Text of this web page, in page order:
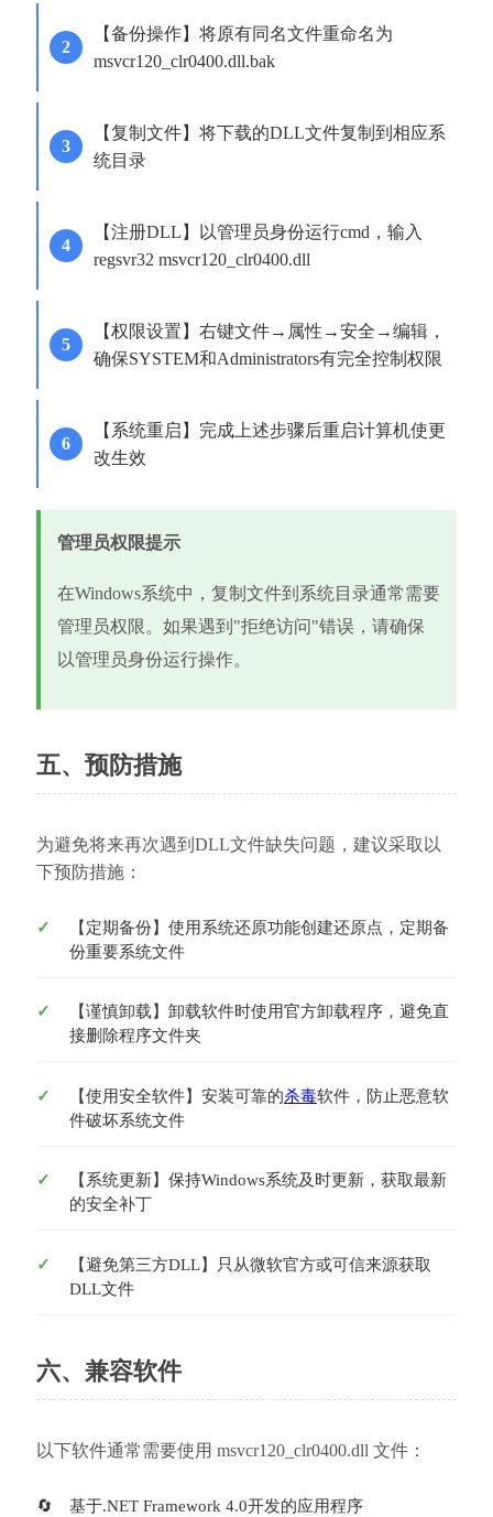
【备份操作】将原有同名文件重命名为
msvcr120_clr0400.dll.bak
【复制文件】将下载的DLL文件复制到相应系
统目录
【注册DLL】以管理员身份运行cmd，输入
regsvr32 msvcr120_clr0400.dll
【权限设置】右键文件→属性→安全→编辑，
确保SYSTEM和Administrators有完全控制权限
【系统重启】完成上述步骤后重启计算机使更
改生效
管理员权限提示
在Windows系统中，复制文件到系统目录通常需要
管理员权限。如果遇到"拒绝访问"错误，请确保
以管理员身份运行操作。
五、预防措施
为避免将来再次遇到DLL文件缺失问题，建议采取以
下预防措施：
【定期备份】使用系统还原功能创建还原点，定期备
份重要系统文件
【谨慎卸载】卸载软件时使用官方卸载程序，避免直
接删除程序文件夹
【使用安全软件】安装可靠的杀毒软件，防止恶意软
件破坏系统文件
【系统更新】保持Windows系统及时更新，获取最新
的安全补丁
【避免第三方DLL】只从微软官方或可信来源获取
DLL文件
六、兼容软件
以下软件通常需要使用 msvcr120_clr0400.dll 文件：
基于.NET Framework 4.0开发的应用程序